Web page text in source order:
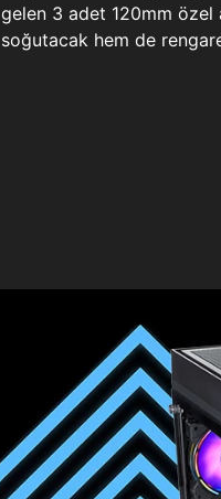
gelen 3 adet 120mm özel
soğutacak hem de